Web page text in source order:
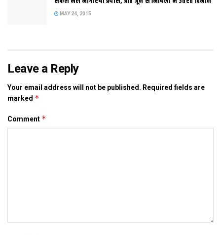
MAY 24, 2015
Leave a Reply
Your email address will not be published. Required fields are
marked *
Comment *